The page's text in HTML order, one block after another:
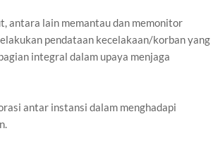
antara lain memantau dan memonitor
pendataan kecelakaan/korban yang
integral dalam upaya menjaga
antar instansi dalam menghadapi